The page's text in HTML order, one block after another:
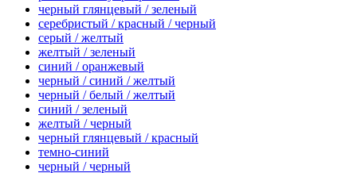
черный глянцевый / зеленый
серебристый / красный / черный
серый / желтый
желтый / зеленый
синий / оранжевый
черный / синий / желтый
черный / белый / желтый
синий / зеленый
желтый / черный
черный глянцевый / красный
темно-синий
черный / черный